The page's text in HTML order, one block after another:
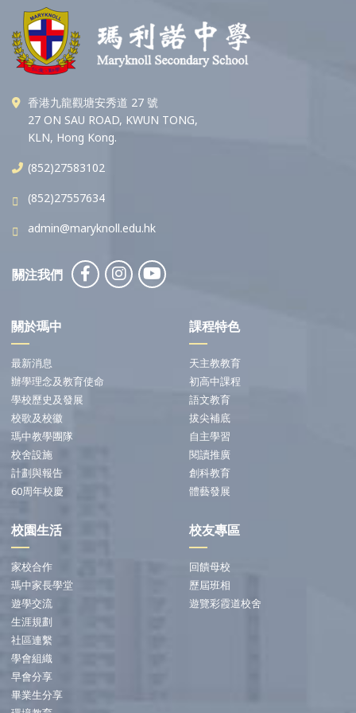
香港九龍觀塘安秀道 27 號
27 ON SAU ROAD, KWUN TONG,
KLN, Hong Kong.
(852)27583102
(852)27557634
admin@maryknoll.edu.hk
關注我們
關於瑪中
最新消息
辦學理念及教育使命
學校歷史及發展
校歌及校徽
瑪中教學團隊
校舍設施
計劃與報告
60周年校慶
課程特色
天主教教育
初高中課程
語文教育
拔尖補底
自主學習
閱讀推廣
創科教育
體藝發展
校園生活
家校合作
瑪中家長學堂
遊學交流
生涯規劃
社區連繫
學會組織
早會分享
畢業生分享
校友專區
回饋母校
歷屆班相
遊覽彩霞道校舍